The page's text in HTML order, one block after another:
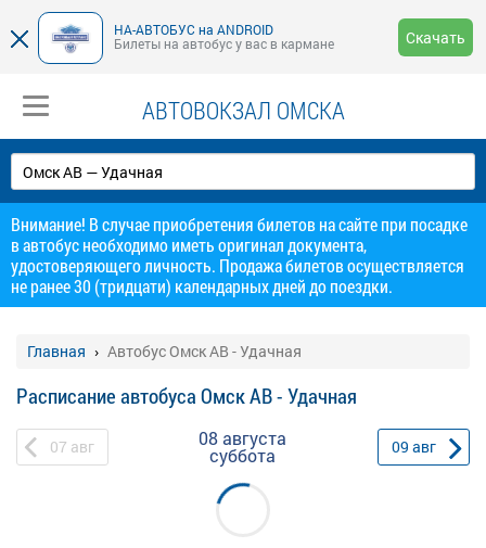
НА-АВТОБУС на ANDROID
Билеты на автобус у вас в кармане
Скачать
АВТОВОКЗАЛ ОМСКА
Внимание! В случае приобретения билетов на сайте при посадке
в автобус необходимо иметь оригинал документа,
удостоверяющего личность. Продажа билетов осуществляется
не ранее 30 (тридцати) календарных дней до поездки.
Главная Автобус Омск АВ - Удачная
Расписание автобуса Омск АВ - Удачная
07 авг 08 августа
суббота 09 авг